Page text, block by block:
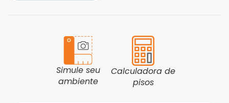
Simule seu
ambiente
Calculadora de
pisos